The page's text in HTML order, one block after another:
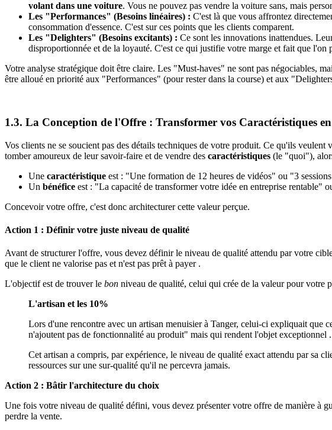
volant dans une voiture. Vous ne pouvez pas vendre la voiture sans, mais
Les "Performances" (Besoins linéaires) : C'est là que vous affrontez
consommation d'essence. C'est sur ces points que les clients comparent.
Les "Delighters" (Besoins excitants) : Ce sont les innovations inattendues.
disproportionnée et de la loyauté. C'est ce qui justifie votre marge et fait que l'on
Votre analyse stratégique doit être claire. Les "Must-haves" ne sont pas négociables,
être alloué en priorité aux "Performances" (pour rester dans la course) et aux
1.3. La Conception de l'Offre : Transformer vos Caractéristiques en
Vos clients ne se soucient pas des détails techniques de votre produit. Ce qu'ils
tomber amoureux de leur savoir-faire et de vendre des caractéristiques (le "quoi"),
Une caractéristique est : "Une formation de 12 heures de vidéos" ou "3
Un bénéfice est : "La capacité de transformer votre idée en entreprise rentable"
Concevoir votre offre, c'est donc architecturer cette valeur perçue.
Action 1 : Définir votre juste niveau de qualité
Avant de structurer l'offre, vous devez définir le niveau de qualité attendu par votre
que le client ne valorise pas et n'est pas prêt à payer .
L'objectif est de trouver le bon niveau de qualité, celui qui crée de la valeur pour votre
L'artisan et les 10%
Lors d'une rencontre avec un artisan menuisier à Tanger, celui-ci expliquait
n'ajoutent pas de fonctionnalité au produit" mais qui rendent l'objet exceptionnel .
Cet artisan a compris, par expérience, le niveau de qualité exact attendu par sa
ressources sur une sur-qualité qu'il ne percevra jamais.
Action 2 : Bâtir l'architecture du choix
Une fois votre niveau de qualité défini, vous devez présenter votre offre de manière à
perdre la vente.